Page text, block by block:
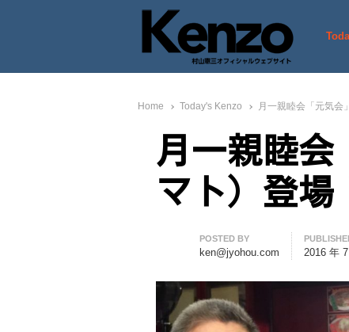
七転八起 – 村山憲三
村山憲三ウェブサイト
Home Today's Kenzo 月一親睦会「元気会
月一親睦会
マト）登場
Author
POSTED BY
ken@jyohou.com 2016 年